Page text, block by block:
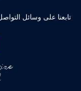
تابعنا على وسائل